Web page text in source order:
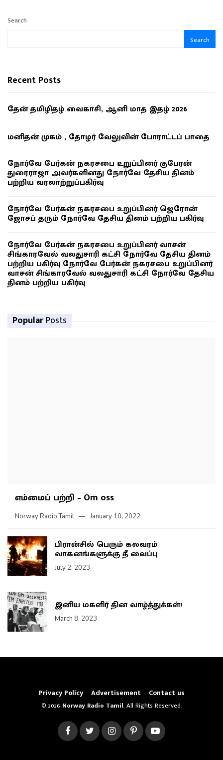
Search
Search
Recent Posts
தேன் தமிழிதழ் வைகாசி, ஆனி மாத இதழ் 2026
மனிதன் முகம் , தோழர் வேலுவின் போராட்டப் பாதை
நோர்வே பேர்கன் நகரசபை உறுப்பினர் குபேரன்
துரைராஜா அவர்களினது நோர்வே தேசிய தினம்
பற்றிய வரலாற்றுப்பகிர்வு
நோர்வே பேர்கன் நகரசபை உறுப்பினர் ஜெரோன்
ஜோசப் தரும் நோர்வே தேசிய தினம் பற்றிய பகிர்வு
நோர்வே பேர்கன் நகரசபை உறுப்பினர் வாசன்
சிங்காரவேல் வலதுசாரி கட்சி நோர்வே தேசிய தினம்
பற்றிய பகிர்வு நோர்வே பேர்கன் நகரசபை உறுப்பினர்
வாசன் சிங்காரவேல் வலதுசாரி கட்சி நோர்வே தேசிய
தினம் பற்றிய பகிர்வு
Popular Posts
எம்மைப் பற்றி – Om oss
Norway Radio Tamil January 10, 2022
பிரான்சில் பெரும் கலவரம்
வாகனங்களுக்கு தீ வைப்பு
July 2, 2023
இனிய மகளிர் தின வாழ்த்துக்கள்!
March 8, 2023
Privacy Policy Advertisement Contact us
© 2026 Norway Radio Tamil. All Rights Reserved.